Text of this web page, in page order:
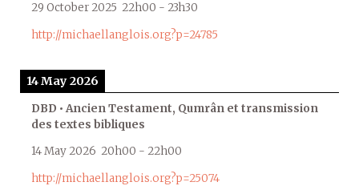
29 October 2025 22h00 - 23h30
http://michaellanglois.org?p=24785
14 May 2026
DBD • Ancien Testament, Qumrân et transmission
des textes bibliques
14 May 2026 20h00 - 22h00
http://michaellanglois.org?p=25074